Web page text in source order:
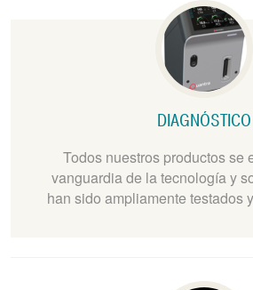
DIAGNÓSTICO
Todos nuestros productos se
vanguardia de la tecnología y
han sido ampliamente testados